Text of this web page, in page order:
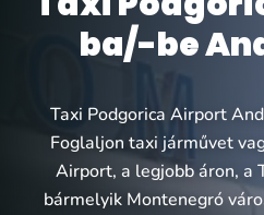
ba/-be
Taxi Podgorica Airport
Foglaljon taxi járművet
Airport, a legjobb áron, a
bármelyik Montenegró